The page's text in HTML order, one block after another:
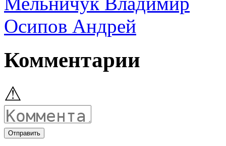
Осипов Андрей
Комментарии
⚠